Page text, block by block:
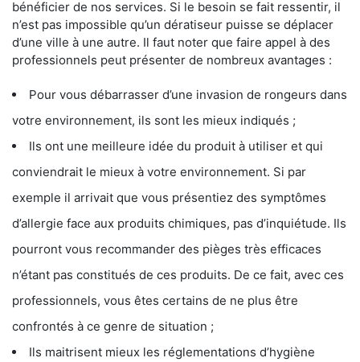
bénéficier de nos services. Si le besoin se fait ressentir, il
n’est pas impossible qu’un dératiseur puisse se déplacer
d’une ville à une autre. Il faut noter que faire appel à des
professionnels peut présenter de nombreux avantages :
Pour vous débarrasser d’une invasion de rongeurs dans
votre environnement, ils sont les mieux indiqués ;
Ils ont une meilleure idée du produit à utiliser et qui
conviendrait le mieux à votre environnement. Si par
exemple il arrivait que vous présentiez des symptômes
d’allergie face aux produits chimiques, pas d’inquiétude. Ils
pourront vous recommander des pièges très efficaces
n’étant pas constitués de ces produits. De ce fait, avec ces
professionnels, vous êtes certains de ne plus être
confrontés à ce genre de situation ;
Ils maitrisent mieux les réglementations d’hygiène